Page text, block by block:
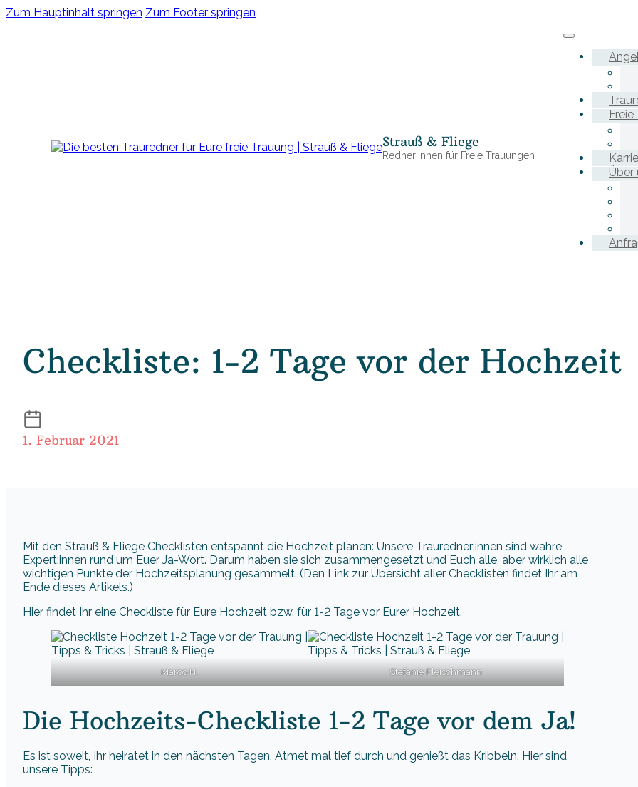
Zum Hauptinhalt springen Zum Footer springen
Strauß & Fliege
Redner:innen für Freie Trauungen
Freie
Über
Checkliste: 1-2 Tage vor der Hochzeit
1. Februar 2021
Mit den Strauß & Fliege Checklisten entspannt die Hochzeit planen: Unsere Trauredner:innen sind wahre
Expert:innen rund um Euer Ja-Wort. Darum haben sie sich zusammengesetzt und Euch alle, aber wirklich alle
wichtigen Punkte der Hochzeitsplanung gesammelt. (Den Link zur Übersicht aller Checklisten findet Ihr am
Ende dieses Artikels.)
Hier findet Ihr eine Checkliste für Eure Hochzeit bzw. für 1-2 Tage vor Eurer Hochzeit.
Marco H. Stefanie Fleischmann
Die Hochzeits-Checkliste 1-2 Tage vor dem Ja!
Es ist soweit, Ihr heiratet in den nächsten Tagen. Atmet mal tief durch und genießt das Kribbeln. Hier sind
unsere Tipps: